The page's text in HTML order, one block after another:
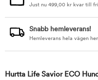
Just nu 499,00 kr kvar till
Snabb hemleverans!
Hemleverans hela vägen
Hurtta Life Savior ECO